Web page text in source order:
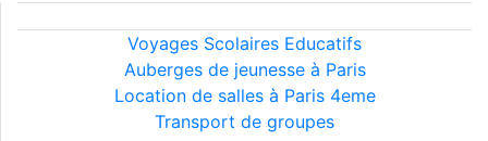
Voyages Scolaires Educatifs
Auberges de jeunesse à Paris
Location de salles à Paris 4eme
Transport de groupes